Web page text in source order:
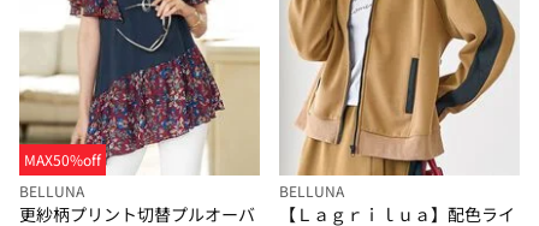
MAX50%off
BELLUNA
更紗柄プリント切替プルオーバ
BELLUNA
【Ｌａｇｒｉｌｕａ】配色ライ